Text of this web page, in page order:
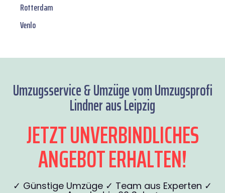
Rotterdam
Venlo
Umzugsservice & Umzüge vom Umzugsprofi
Lindner aus Leipzig
JETZT UNVERBINDLICHES
ANGEBOT ERHALTEN!
✓ Günstige Umzüge ✓ Team aus Experten ✓